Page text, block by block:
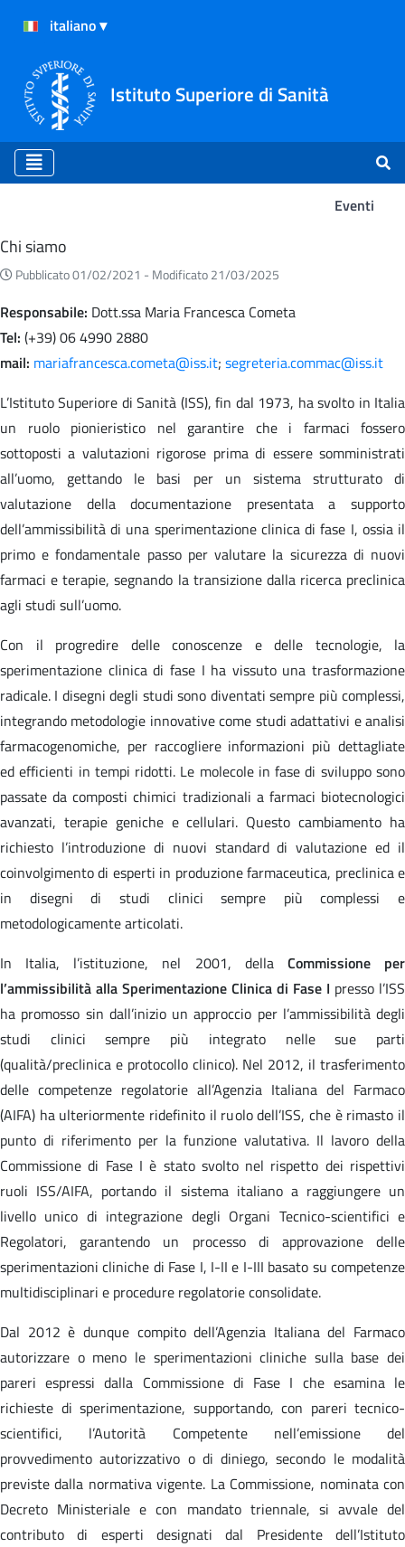
Istituto Superiore di Sanità
Eventi
Eventi
Chi siamo
Pubblicato 01/02/2021 - Modificato 21/03/2025
Responsabile: Dott.ssa Maria Francesca Cometa
Tel: (+39) 06 4990 2880
mail: mariafrancesca.cometa@iss.it; segreteria.commac@iss.it
L’Istituto Superiore di Sanità (ISS), fin dal 1973, ha svolto in Italia
un ruolo pionieristico nel garantire che i farmaci fossero
sottoposti a valutazioni rigorose prima di essere somministrati
all’uomo, gettando le basi per un sistema strutturato di
valutazione della documentazione presentata a supporto
dell’ammissibilità di una sperimentazione clinica di fase I, ossia il
primo e fondamentale passo per valutare la sicurezza di nuovi
farmaci e terapie, segnando la transizione dalla ricerca preclinica
agli studi sull’uomo.
Con il progredire delle conoscenze e delle tecnologie, la
sperimentazione clinica di fase I ha vissuto una trasformazione
radicale. I disegni degli studi sono diventati sempre più complessi,
integrando metodologie innovative come studi adattativi e analisi
farmacogenomiche, per raccogliere informazioni più dettagliate
ed efficienti in tempi ridotti. Le molecole in fase di sviluppo sono
passate da composti chimici tradizionali a farmaci biotecnologici
avanzati, terapie geniche e cellulari. Questo cambiamento ha
richiesto l’introduzione di nuovi standard di valutazione ed il
coinvolgimento di esperti in produzione farmaceutica, preclinica e
in disegni di studi clinici sempre più complessi e
metodologicamente articolati.
In Italia, l’istituzione, nel 2001, della Commissione per
l’ammissibilità alla Sperimentazione Clinica di Fase I presso l’ISS
ha promosso sin dall’inizio un approccio per l’ammissibilità degli
studi clinici sempre più integrato nelle sue parti
(qualità/preclinica e protocollo clinico). Nel 2012, il trasferimento
delle competenze regolatorie all’Agenzia Italiana del Farmaco
(AIFA) ha ulteriormente ridefinito il ruolo dell’ISS, che è rimasto il
punto di riferimento per la funzione valutativa. Il lavoro della
Commissione di Fase I è stato svolto nel rispetto dei rispettivi
ruoli ISS/AIFA, portando il sistema italiano a raggiungere un
livello unico di integrazione degli Organi Tecnico-scientifici e
Regolatori, garantendo un processo di approvazione delle
sperimentazioni cliniche di Fase I, I-II e I-III basato su competenze
multidisciplinari e procedure regolatorie consolidate.
Dal 2012 è dunque compito dell’Agenzia Italiana del Farmaco
autorizzare o meno le sperimentazioni cliniche sulla base dei
pareri espressi dalla Commissione di Fase I che esamina le
richieste di sperimentazione, supportando, con pareri tecnico-
scientifici, l’Autorità Competente nell’emissione del
provvedimento autorizzativo o di diniego, secondo le modalità
previste dalla normativa vigente. La Commissione, nominata con
Decreto Ministeriale e con mandato triennale, si avvale del
contributo di esperti designati dal Presidente dell’Istituto